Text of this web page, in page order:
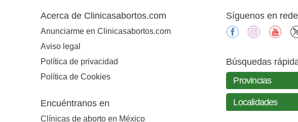
Acerca de Clinicasabortos.com
Anunciarme en Clinicasabortos.com
Aviso legal
Política de privacidad
Política de Cookies
Encuéntranos en
Clínicas de aborto en México
Síguenos en
facebookinstagram
Búsquedas